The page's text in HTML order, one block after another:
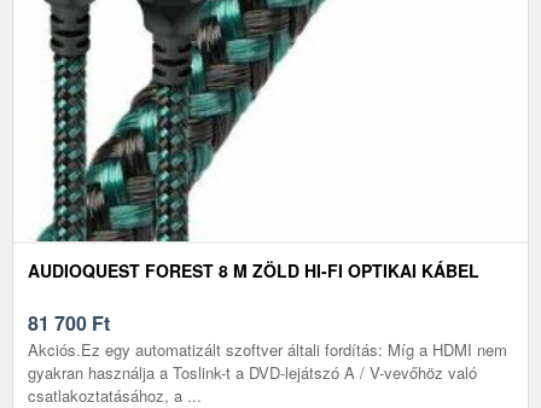
AUDIOQUEST FOREST 8 M ZÖLD HI-FI OPTIKAI KÁBEL
81 700 Ft
Akciós.Ez egy automatizált szoftver általi fordítás: Míg a HDMI nem
gyakran használja a Toslink-t a DVD-lejátszó A / V-vevőhöz való
csatlakoztatásához, a ...